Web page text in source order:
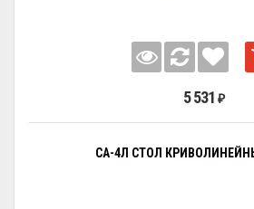
5 531 ₽
СА-4Л СТОЛ